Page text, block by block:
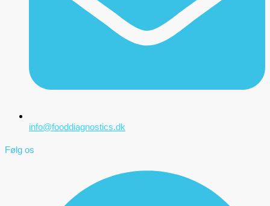
info@fooddiagnostics.dk
Følg os